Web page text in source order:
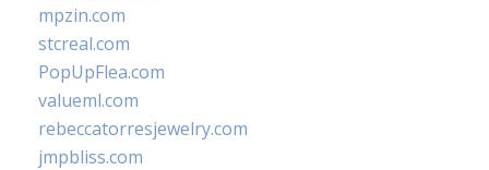
mpzin.com
stcreal.com
PopUpFlea.com
valueml.com
rebeccatorresjewelry.com
jmpbliss.com